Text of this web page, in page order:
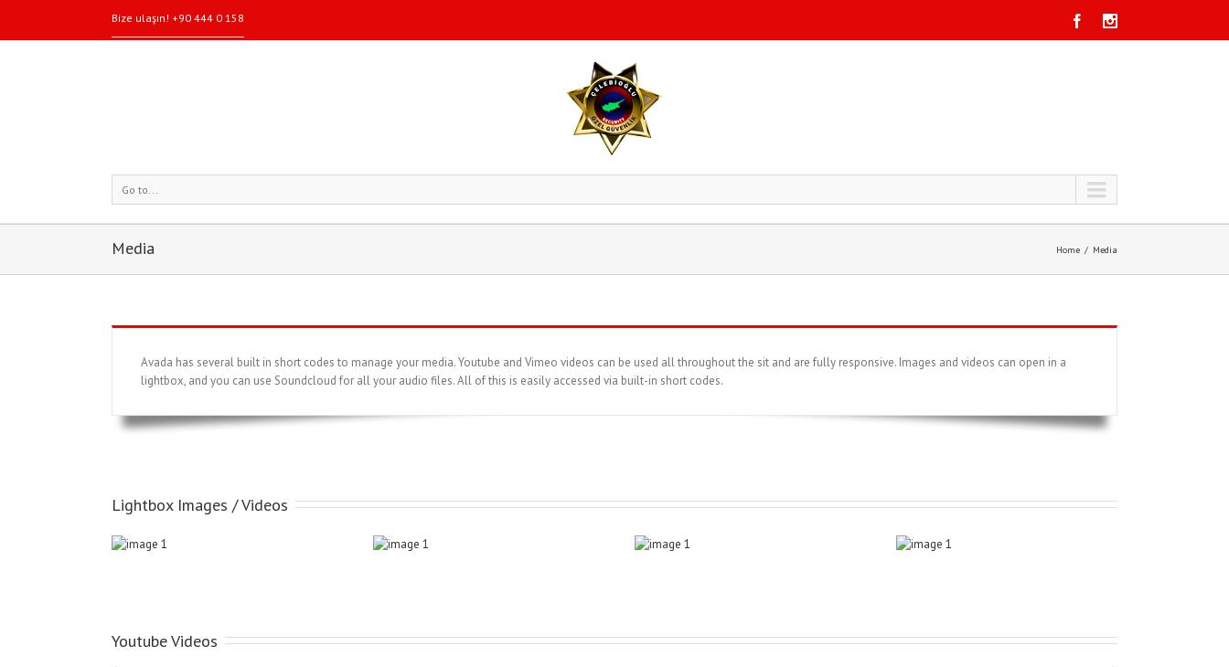
Bize ulaşın! +90 444 0 158
Go to...
Media Home Media
Avada has several built in short codes to manage your media. Youtube and Vimeo videos can be used all throughout the sit and are fully responsive. Images and videos can open in a
lightbox, and you can use Soundcloud for all your audio files. All of this is easily accessed via built-in short codes.
Lightbox Images / Videos
Youtube Videos